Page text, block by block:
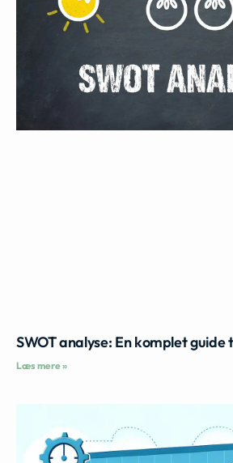
SWOT analyse: En komplet guide
Læs mere »